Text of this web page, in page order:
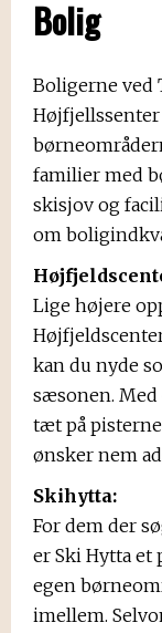
Bolig
Boligerne ved
familier med
skisjov og
om
Lige højere
kan du nyde
sæsonen.
tæt på
ønsker nem
Skihytta:
For dem der
er Ski Hytta et
egen
imellem.